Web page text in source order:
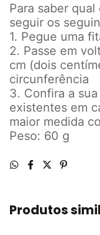
Para saber
seguir os
1. Pegue uma
2. Passe em
cm (dois
circunferência
3. Confira a
existentes em
maior medida
Peso: 60 g
Produtos